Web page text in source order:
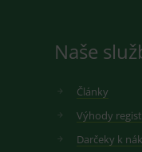
Naše
Články
Výhody
Darčeky k